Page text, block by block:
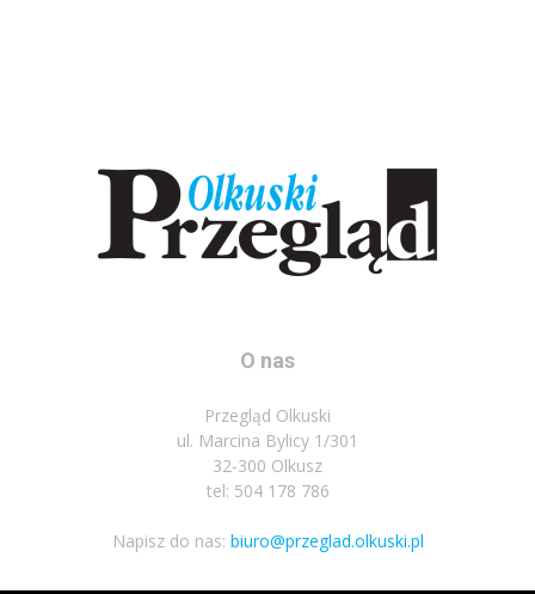
O nas
Przegląd Olkuski
ul. Marcina Bylicy 1/301
32-300 Olkusz
tel: 504 178 786
Napisz do nas: biuro@przeglad.olkuski.pl